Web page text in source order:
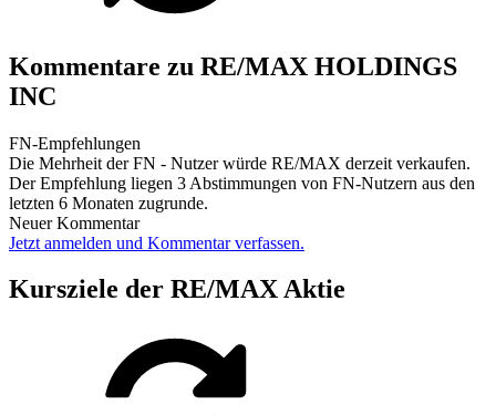
Kommentare zu RE/MAX HOLDINGS
INC
FN-Empfehlungen
Die Mehrheit der FN - Nutzer würde RE/MAX derzeit verkaufen.
Der Empfehlung liegen 3 Abstimmungen von FN-Nutzern aus den
letzten 6 Monaten zugrunde.
Neuer Kommentar
Jetzt anmelden und Kommentar verfassen.
Kursziele der RE/MAX Aktie